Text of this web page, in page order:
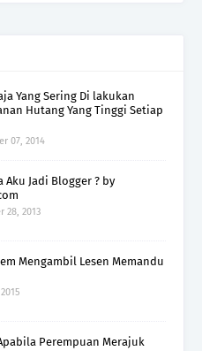
Yang Sering Di lakukan
Hutang Yang Tinggi Setiap
07, 2014
Aku Jadi Blogger ? by
28, 2013
Mengambil Lesen Memandu
Perempuan Merajuk